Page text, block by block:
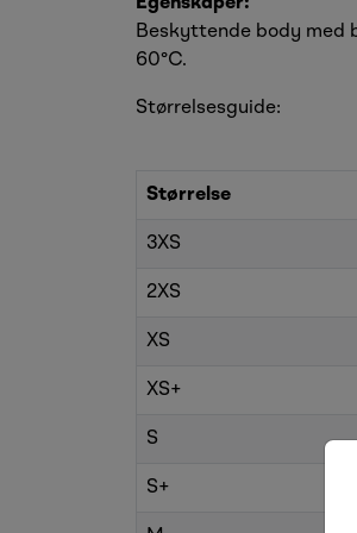
Beskyttende body med
60°C.
Størrelsesguide:
Størrelse
3XS
2XS
XS
XS+
S
S+